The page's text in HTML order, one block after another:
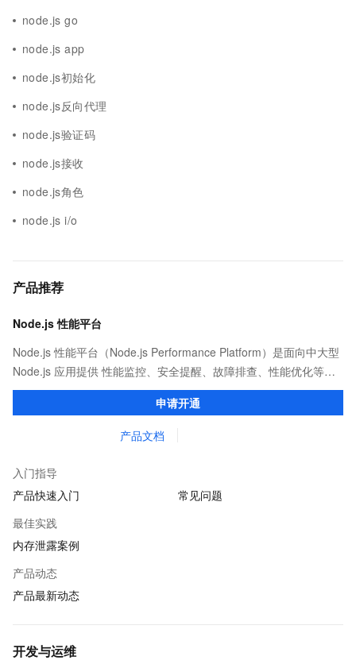
node.js go
node.js app
node.js初始化
node.js反向代理
node.js验证码
node.js接收
node.js角色
node.js i/o
产品推荐
Node.js 性能平台
Node.js 性能平台（Node.js Performance Platform）是面向中大型
Node.js 应用提供 性能监控、安全提醒、故障排查、性能优化等服
务的整体性解决方案。提供完善的工具链和服务，协助客户主动、
申请开通
产品文档
入门指导
产品快速入门
常见问题
最佳实践
内存泄露案例
产品动态
产品最新动态
开发与运维